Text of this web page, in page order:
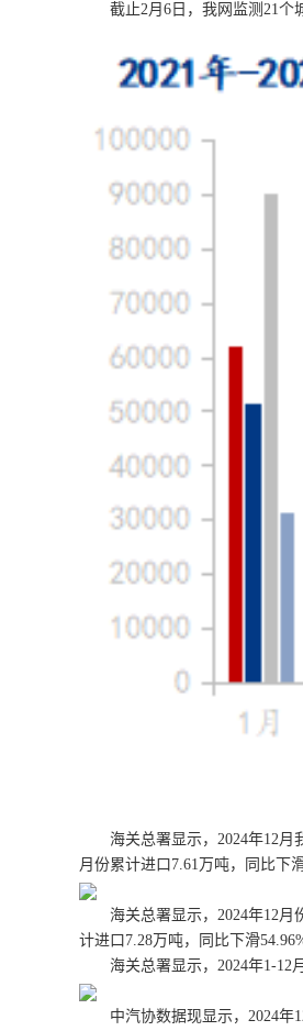
截止2月6日，我网监测21个城
海关总署显示，2024年12月我
月份累计进口7.61万吨，同比下滑
海关总署显示，2024年12月份
计进口7.28万吨，同比下滑
海关总署显示，2024年1-12月
中汽协数据现显示，2024年12